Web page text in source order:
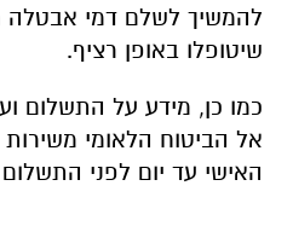
להמשיך לשלם דמי אבטלה
שיטופלו באופן רציף.
כמו כן, מידע על התשלום
אל הביטוח הלאומי
האישי עד יום לפני